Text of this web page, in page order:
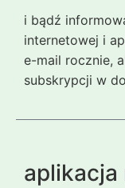
i bądź
internetowej i
e-mail rocznie,
subskrypcji w
aplikacja